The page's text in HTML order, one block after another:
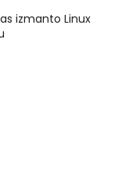
izmanto Linux